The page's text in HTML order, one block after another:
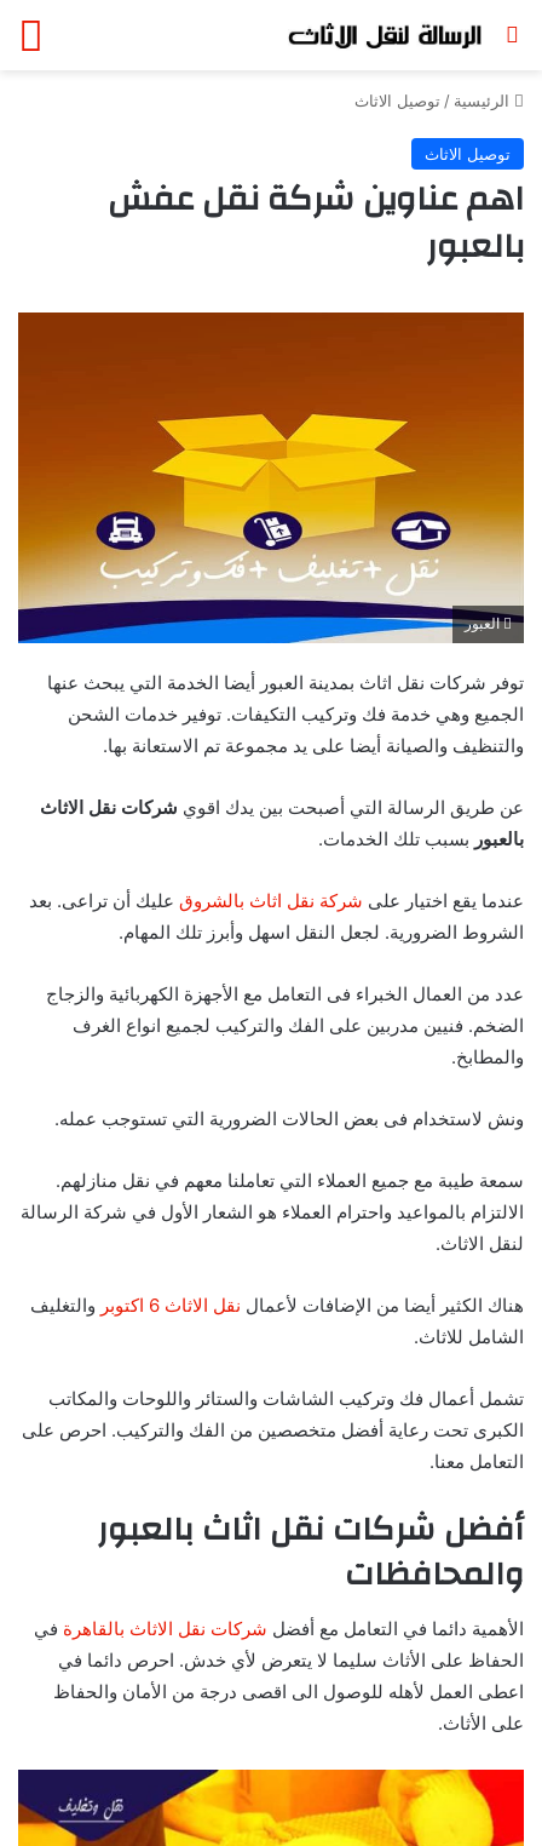
بحث عن
الرئيسية / توصيل الاثاث
توصيل الاثاث
اهم عناوين شركة نقل عفش
بالعبور
العبور
توفر شركات نقل اثاث بمدينة العبور أيضا الخدمة التي يبحث عنها
الجميع وهي خدمة فك وتركيب التكيفات. توفير خدمات الشحن
والتنظيف والصيانة أيضا على يد مجموعة تم الاستعانة بها.
عن طريق الرسالة التي أصبحت بين يدك اقوي شركات نقل الاثاث
بالعبور بسبب تلك الخدمات.
عندما يقع اختيار على شركة نقل اثاث بالشروق عليك أن تراعى. بعد
الشروط الضرورية. لجعل النقل اسهل وأبرز تلك المهام.
عدد من العمال الخبراء فى التعامل مع الأجهزة الكهربائية والزجاج
الضخم. فنيين مدربين على الفك والتركيب لجميع انواع الغرف
والمطابخ.
ونش لاستخدام فى بعض الحالات الضرورية التي تستوجب عمله.
سمعة طيبة مع جميع العملاء التي تعاملنا معهم في نقل منازلهم.
الالتزام بالمواعيد واحترام العملاء هو الشعار الأول في شركة الرسالة
لنقل الاثاث.
هناك الكثير أيضا من الإضافات لأعمال نقل الاثاث 6 اكتوبر
والتغليف
الشامل للاثاث.
تشمل أعمال فك وتركيب الشاشات والستائر واللوحات والمكاتب
الكبرى تحت رعاية أفضل متخصصين من الفك والتركيب. احرص على
التعامل معنا.
أفضل شركات نقل اثاث بالعبور
والمحافظات
الأهمية دائما في التعامل مع أفضل شركات نقل الاثاث بالقاهرة في
الحفاظ على الأثاث سليما لا يتعرض لأي خدش. احرص دائما في
اعطى العمل لأهله للوصول الى اقصى درجة من الأمان والحفاظ
على الأثاث.